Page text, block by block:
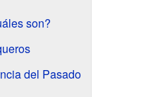
son?
del Pasado